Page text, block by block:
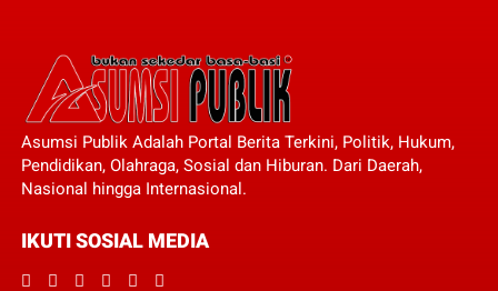
Asumsi Publik Adalah Portal Berita Terkini, Politik, Hukum,
Pendidikan, Olahraga, Sosial dan Hiburan. Dari Daerah,
Nasional hingga Internasional.
IKUTI SOSIAL MEDIA